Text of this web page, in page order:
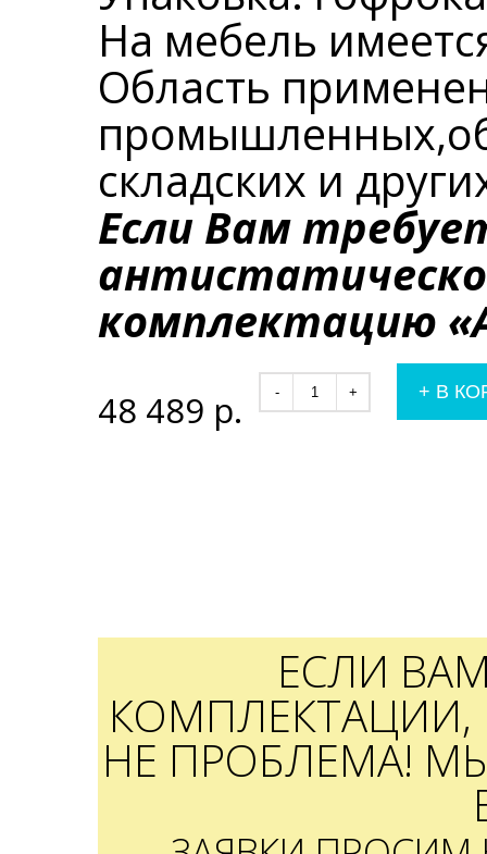
На мебель
Область
складских и
Если Вам
комплектацию
48 489 р. - + + В
ЕСЛИ
КОМПЛЕКТАЦИИ,
НЕ ПРОБЛЕМА!